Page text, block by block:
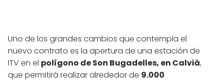
Uno de los grandes cambios que contempla el
nuevo contrato es la apertura de una estación de
ITV en el polígono de Son Bugadelles, en Calvià,
que permitirá realizar alrededor de 9.000